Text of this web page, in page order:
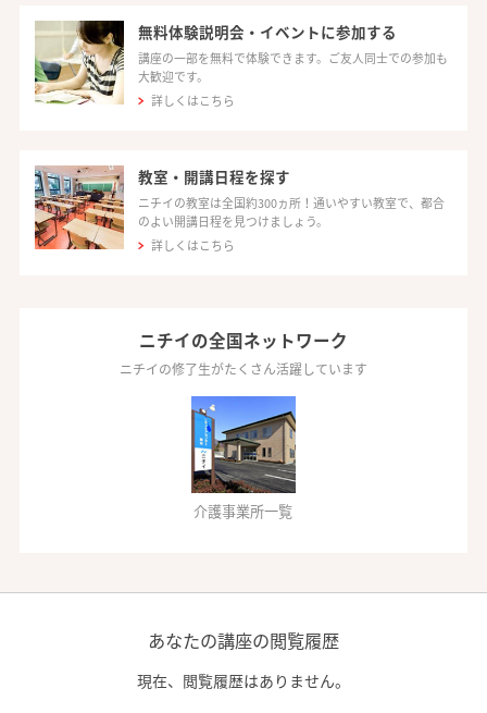
無料体験説明会・イベントに参加する
講座の一部を無料で体験できます。ご友人同士での参加も
大歓迎です。
詳しくはこちら
教室・開講日程を探す
ニチイの教室は全国約300ヵ所！通いやすい教室で、都合
のよい開講日程を見つけましょう。
詳しくはこちら
ニチイの全国ネットワーク
ニチイの修了生がたくさん活躍しています
介護事業所一覧
あなたの講座の閲覧履歴
現在、閲覧履歴はありません。